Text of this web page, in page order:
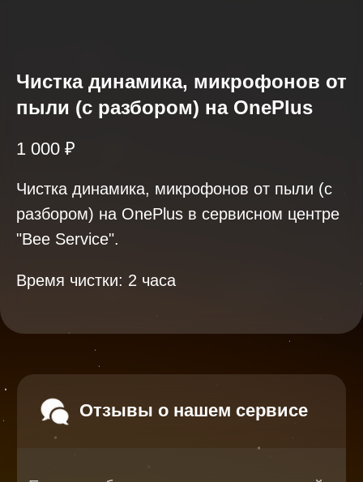
Чистка динамика, микрофонов от
пыли (с разбором) на OnePlus
1 000 ₽
Чистка динамика, микрофонов от пыли (с
разбором) на OnePlus в сервисном центре
"Bee Service".
Время чистки: 2 часа
Если вы обращались в наш сервисный
центр, просим вас поделиться своим
отзывом. Нам очень важно услышать
Отзывы о нашем сервисе